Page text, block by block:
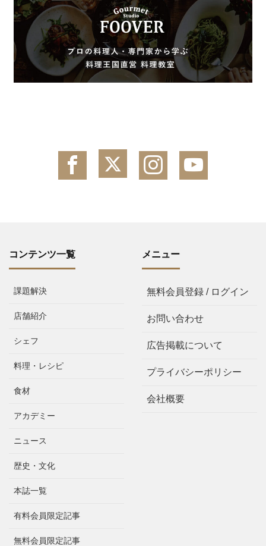
コンテンツ一覧
課題解決
店舗紹介
シェフ
料理・レシピ
食材
アカデミー
ニュース
歴史・文化
本誌一覧
有料会員限定記事
無料会員限定記事
メニュー
無料会員登録 / ログイン
お問い合わせ
広告掲載について
プライバシーポリシー
会社概要